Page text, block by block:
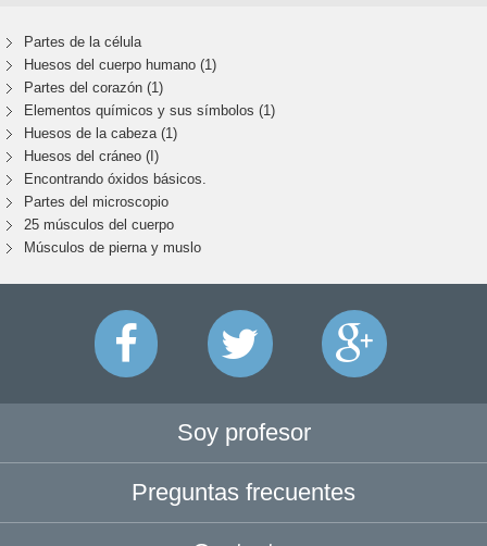
Partes de la célula
Huesos del cuerpo humano (1)
Partes del corazón (1)
Elementos químicos y sus símbolos (1)
Huesos de la cabeza (1)
Huesos del cráneo (I)
Encontrando óxidos básicos.
Partes del microscopio
25 músculos del cuerpo
Músculos de pierna y muslo
Soy profesor
Preguntas frecuentes